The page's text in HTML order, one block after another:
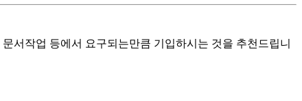
서작업 등에서 요구되는만큼 기입하시는 것을 추천드립니